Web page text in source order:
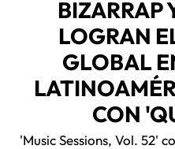
BIZARRAP
LOGRAN
GLOBAL
CON
'Music Sessions, Vol. 52'